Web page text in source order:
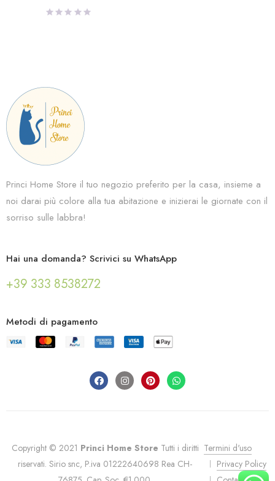
Princi Home Store il tuo negozio preferito per la casa, insieme a
noi darai più colore alla tua abitazione e inizierai le giornate con il
sorriso sulle labbra!
Hai una domanda? Scrivici su WhatsApp
+39 333 8538272
Metodi di pagamento
Copyright © 2021 Princi Home Store Tutti i diritti
riservati. Sirio snc, P.iva 01222640698 Rea CH-
Termini d'uso
Privacy Policy